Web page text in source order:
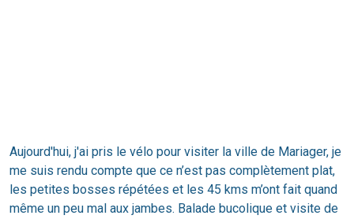
Aujourd'hui, j'ai pris le vélo pour visiter la ville de Mariager, je
me suis rendu compte que ce n’est pas complètement plat,
les petites bosses répétées et les 45 kms m’ont fait quand
même un peu mal aux jambes. Balade bucolique et visite de